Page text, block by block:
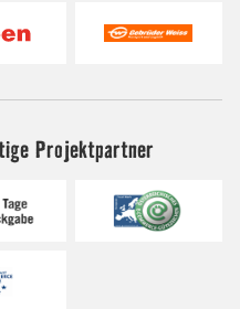
Projektpartner